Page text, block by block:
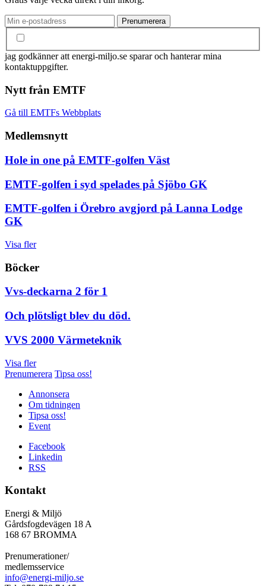
jag godkänner att energi-miljo.se sparar och hanterar mina
kontaktuppgifter.
Nytt från EMTF
Gå till EMTFs Webbplats
Medlemsnytt
Hole in one på EMTF-golfen Väst
EMTF-golfen i syd spelades på Sjöbo GK
EMTF-golfen i Örebro avgjord på Lanna Lodge
GK
Visa fler
Böcker
Vvs-deckarna 2 för 1
Och plötsligt blev du död.
VVS 2000 Värmeteknik
Visa fler
Prenumerera Tipsa oss!
Annonsera
Om tidningen
Tipsa oss!
Event
Facebook
Linkedin
RSS
Kontakt
Energi & Miljö
Gårdsfogdevägen 18 A
168 67 BROMMA
Prenumerationer/
medlemsservice
info@energi-miljo.se